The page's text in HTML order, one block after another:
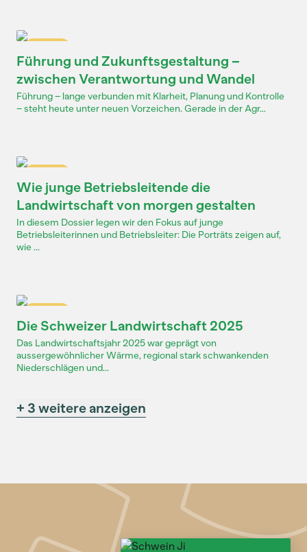
Führung und Zukunftsgestaltung –
zwischen Verantwortung und Wandel
Führung – lange verbunden mit Klarheit, Planung und Kontrolle
– steht heute unter neuen Vorzeichen. Gerade in der Agr...
Wie junge Betriebsleitende die
Landwirtschaft von morgen gestalten
In diesem Dossier legen wir den Fokus auf junge
Betriebsleiterinnen und Betriebsleiter: Die Porträts zeigen auf,
wie ...
Die Schweizer Landwirtschaft 2025
Das Landwirtschaftsjahr 2025 war geprägt von
aussergewöhnlicher Wärme, regional stark schwankenden
Niederschlägen und...
+ 3 weitere anzeigen